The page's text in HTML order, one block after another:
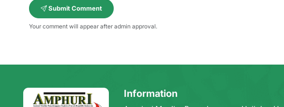
Submit Comment
Your comment will appear after admin approval.
Information